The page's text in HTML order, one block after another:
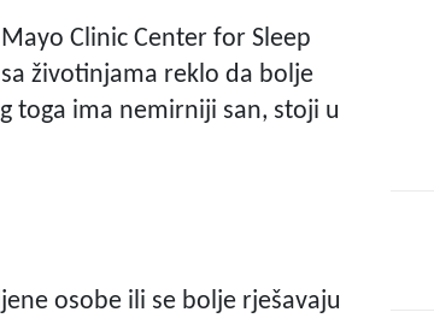
Clinic Center for Sleep
životinjama reklo da bolje
toga ima nemirniji san, stoji u
osobe ili se bolje rješavaju